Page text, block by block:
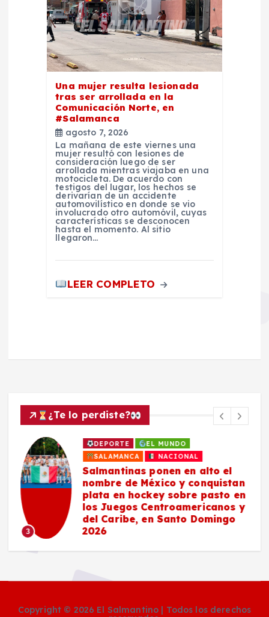
Una mujer resulta lesionada
tras ser arrollada en la
Comunicación Norte, en
#Salamanca
agosto 7, 2026
La mañana de este viernes una
mujer resultó con lesiones de
consideración luego de ser
arrollada mientras viajaba en una
motocicleta. De acuerdo con
testigos del lugar, los hechos se
derivarían de un accidente
automovilístico en donde se vio
involucrado otro automóvil, cuyas
características se desconocen
hasta el momento. Al sitio
llegaron…
LEER COMPLETO
¿Te lo perdiste?
3
DEPORTE
EL MUNDO
SALAMANCA
NACIONAL
Salmantinas ponen en alto el
nombre de México y conquistan
plata en hockey sobre pasto en
los Juegos Centroamericanos y
del Caribe, en Santo Domingo
2026
Copyright © 2026 El Salmantino | Todos los derechos